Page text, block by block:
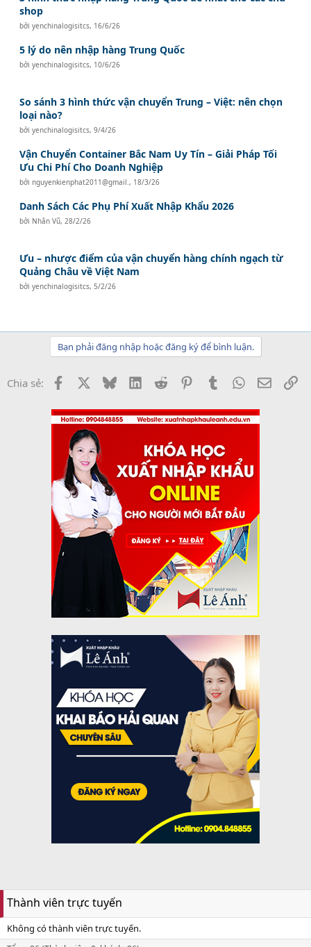
shop
bởiyenchinalogisitcs, 16/6/26
5 lý do nên nhập hàng Trung Quốc
bởiyenchinalogisitcs, 10/6/26
So sánh 3 hình thức vận chuyển Trung – Việt: nên chọn
loại nào?
bởiyenchinalogisitcs,9/4/26
Vận Chuyển Container Bắc Nam Uy Tín – Giải Pháp Tối
Ưu Chi Phí Cho Doanh Nghiệp
bởinguyenkienphat2011@gmail. , 18/3/26
Danh Sách Các Phụ Phí Xuất Nhập Khẩu 2026
bởi Nhân Vũ, 28/2/26
Ưu – nhược điểm của vận chuyển hàng chính ngạch từ
Quảng Châu về Việt Nam
bởiyenchinalogisitcs, 5/2/26
Bạn phải đăng nhập hoặc đăng ký để bình luận.
Chia sẻ: Facebook BlueskyLinkedInReddit PinterestTumblrWhatsApp
Email
Thành viên trực tuyến
Không có thành viên trực tuyến.